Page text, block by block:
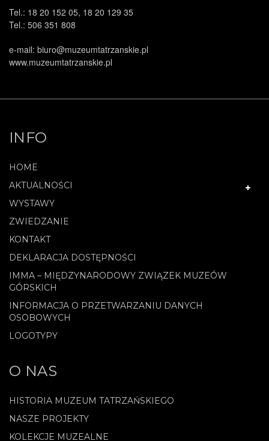
Tel.: 18 20 152 05, 18 20 129 35
Tel.: 506 351 808
e-mail: biuro@muzeumtatrzanskie.pl
www.muzeumtatrzanskie.pl
INFO
HOME
AKTUALNOŚCI
WYSTAWY
ZWIEDZANIE
KONTAKT
DEKLARACJA DOSTĘPNOŚCI
IMMA – MIĘDZYNARODOWY ZWIĄZEK MUZEÓW
GÓRSKICH
INFORMACJA O PRZETWARZANIU DANYCH
OSOBOWYCH
LOGOTYPY
O NAS
HISTORIA MUZEUM TATRZAŃSKIEGO
NASZE PROJEKTY
KOLEKCJE MUZEALNE
.